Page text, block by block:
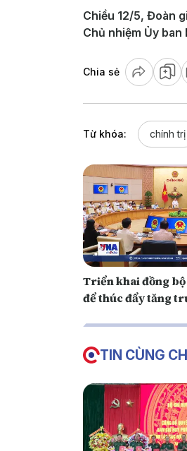
Chiều 12/5, Đoàn
Chủ nhiệm Ủy
Chia sẻ
Từ khóa: chính trị
Triển khai đồng
để thúc đẩy tăng
TIN CÙNG